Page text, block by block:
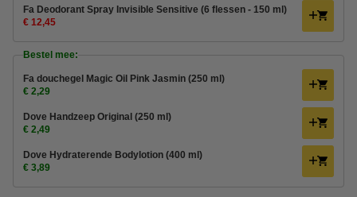
Fa Deodorant Spray Invisible Sensitive (6 flessen - 150 ml)
€ 12,45
Bestel mee:
Fa douchegel Magic Oil Pink Jasmin (250 ml)
€ 2,29
Dove Handzeep Original (250 ml)
€ 2,49
Dove Hydraterende Bodylotion (400 ml)
€ 3,89